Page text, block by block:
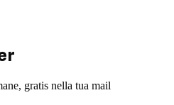
gratis nella tua mail